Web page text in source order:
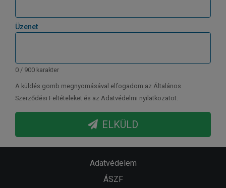
Üzenet
0 / 900 karakter
A küldés gomb megnyomásával elfogadom az Általános
Szerződési Feltételeket és az Adatvédelmi nyilatkozatot.
ELKÜLD
Adatvédelem
ÁSZF